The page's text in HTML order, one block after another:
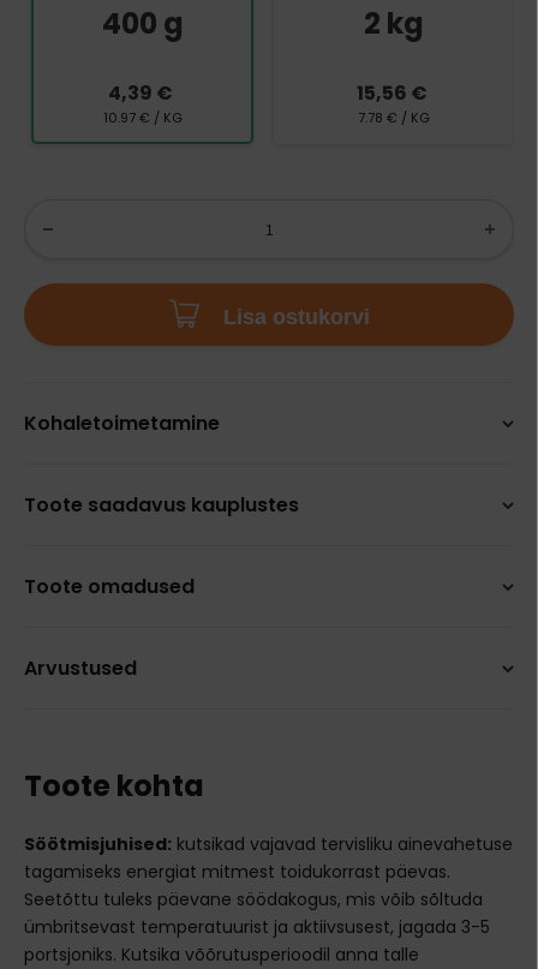
400 g
4,39 €
10.97 € / KG
2 kg
15,56 €
7.78 € / KG
Lisa ostukorvi
Kohaletoimetamine
Toote saadavus kauplustes
Toote omadused
Arvustused
Toote kohta
Söötmisjuhised: kutsikad vajavad tervisliku ainevahetuse
tagamiseks energiat mitmest toidukorrast päevas.
Seetõttu tuleks päevane söödakogus, mis võib sõltuda
ümbritsevast temperatuurist ja aktiivsusest, jagada 3-5
portsjoniks. Kutsika võõrutusperioodil anna talle